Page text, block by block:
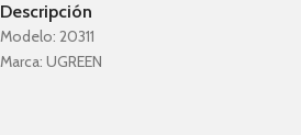
Descripción
Modelo: 20311
Marca: UGREEN